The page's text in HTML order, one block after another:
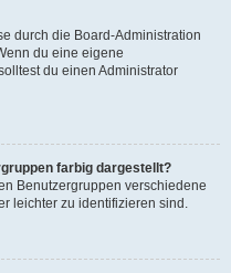
durch die Board-Administration
du eine eigene
du einen Administrator
farbig dargestellt?
Benutzergruppen verschiedene
leichter zu identifizieren sind.